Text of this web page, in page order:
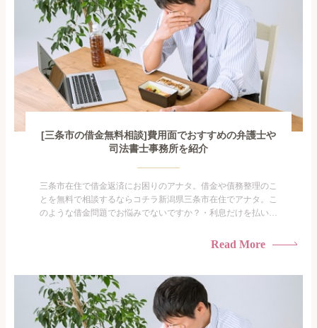
[三条市の借金無料相談]費用面でおすすめの弁護士や
司法書士事務所を紹介
三条市在住で借金返済にお困りのアナタ。借金や債務整理のこ
とを無料で相談するならコチラ新潟県三条市在住でアナタ。こ
のような借金問題でお悩みでないですか？・利息だけを払い続
られたくない・借金の催促、取り立てで憂鬱になる。・闇金に
がありま...
Read More